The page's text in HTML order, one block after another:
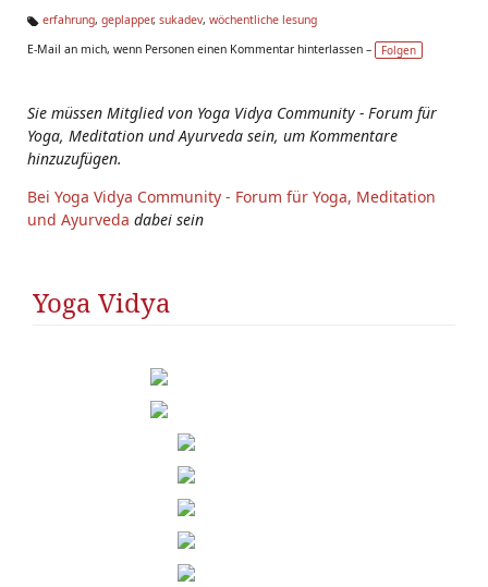
g
erfahrung, geplapper, sukadev, wöchentliche lesung
E-Mail an mich, wenn Personen einen Kommentar hinterlassen –
Folgen
Sie müssen Mitglied von Yoga Vidya Community - Forum für
Yoga, Meditation und Ayurveda sein, um Kommentare
hinzuzufügen.
Bei Yoga Vidya Community - Forum für Yoga, Meditation
und Ayurveda dabei sein
Yoga Vidya